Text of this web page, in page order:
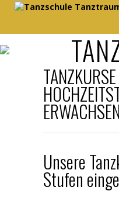
Unsere
Stufen